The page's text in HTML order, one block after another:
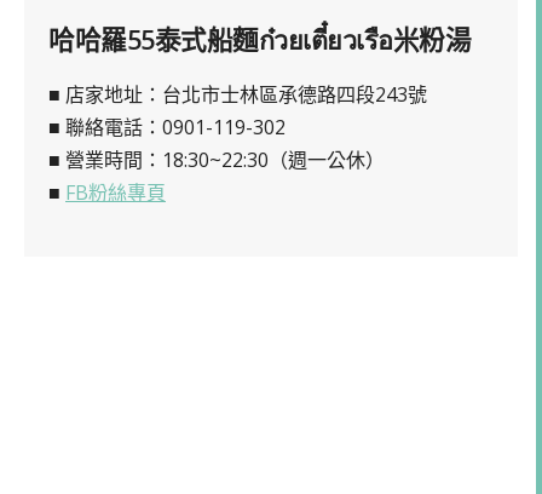
哈哈羅55泰式船麵ก๋วยเตี๋ยวเรือ米粉湯
■ 店家地址：台北市士林區承德路四段243號
■ 聯絡電話：0901-119-302
■ 營業時間：18:30~22:30（週一公休）
■ FB粉絲專頁